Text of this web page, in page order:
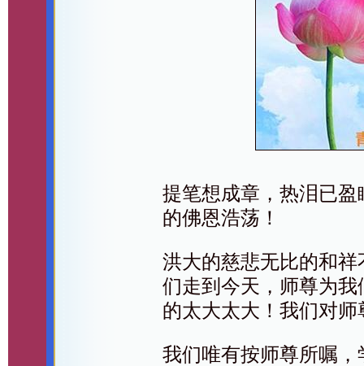
提笔想成章，热泪已
的佛恩浩荡！
洪大的慈悲无比的和
们走到今天，师尊为
的太大太大！我们对
我们唯有按师尊所嘱